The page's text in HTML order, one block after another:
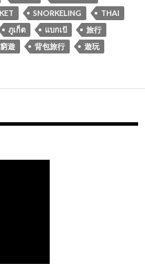
SNORKELING
THAI
ภูเก็ต แบกเป้
旅行
窮遊 背包旅行 遊玩